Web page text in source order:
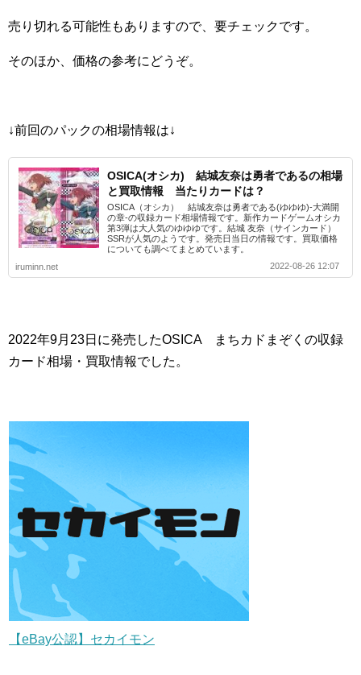
売り切れる可能性もありますので、要チェックです。
そのほか、価格の参考にどうぞ。
↓前回のパックの相場情報は↓
OSICA(オシカ) 結城友奈は勇者であるの相場
と買取情報 当たりカードは？
OSICA（オシカ） 結城友奈は勇者である(ゆゆゆ)-大満開
の章-の収録カード相場情報です。新作カードゲームオシカ
第3弾は大人気のゆゆゆです。結城 友奈（サインカード）
SSRが人気のようです。発売日当日の情報です。買取価格
についても調べてまとめています。
iruminn.net
2022-08-26 12:07
2022年9月23日に発売したOSICA まちカドまぞくの収録
カード相場・買取情報でした。
【eBay公認】セカイモン